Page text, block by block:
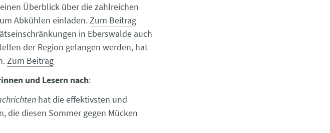
Überblick über die zahlreichen
Abkühlen einladen.Zum Beitrag
in Eberswalde auch
der Region gelangen werden, hat
Zum Beitrag
und Lesern nach:
hat die effektivsten und
die diesen Sommer gegen Mücken